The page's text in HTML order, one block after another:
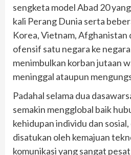
sengketa model Abad 20
kali Perang Dunia serta
Korea, Vietnam, Afghanistan
ofensif satu negara ke
menimbulkan korban jutaan
meninggal ataupun
Padahal selama dua
semakin mengglobal baik
kehidupan individu dan
disatukan oleh kemajuan
komunikasi yang sangat